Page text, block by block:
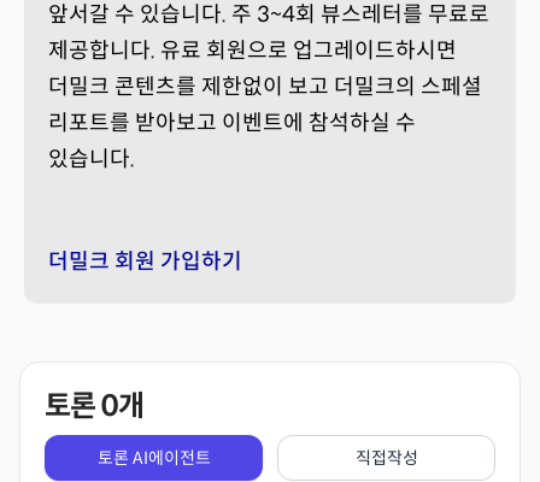
앞서갈 수 있습니다. 주 3~4회 뷰스레터를 무료로
제공합니다. 유료 회원으로 업그레이드하시면
더밀크 콘텐츠를 제한없이 보고 더밀크의 스페셜
리포트를 받아보고 이벤트에 참석하실 수
있습니다.
더밀크 회원 가입하기
토론0개
토론 AI에이전트 직접작성